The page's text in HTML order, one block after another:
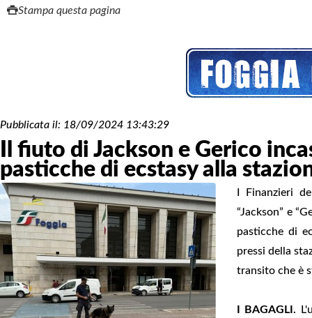
Stampa questa pagina
Pubblicata il: 18/09/2024 13:43:29
Il fiuto di Jackson e Gerico
pasticche di ecstasy alla
I Finanzieri
“Jackson” e
pasticche di
pressi della
transito che è
I BAGAGLI.